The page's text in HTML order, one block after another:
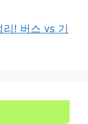
! 버스 vs 기